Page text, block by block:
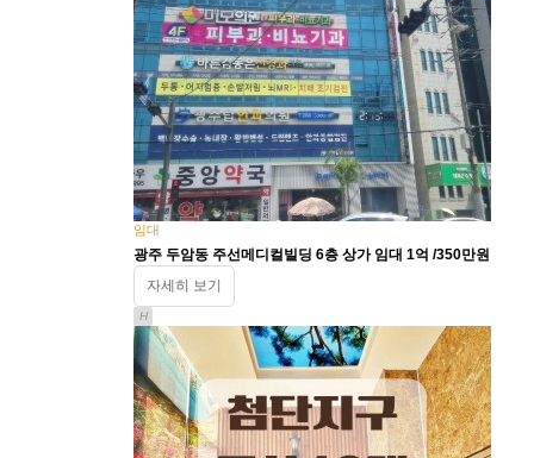
임대
광주 두암동 주선메디컬빌딩 6층 상가 임대 1억 /350만원
자세히 보기
H